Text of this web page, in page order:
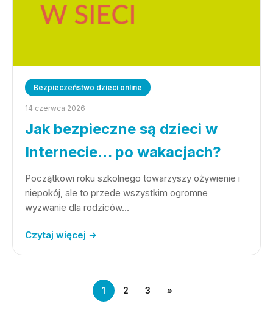
Bezpieczeństwo dzieci online
14 czerwca 2026
Jak bezpieczne są dzieci w
Internecie… po wakacjach?
Początkowi roku szkolnego towarzyszy ożywienie i
niepokój, ale to przede wszystkim ogromne
wyzwanie dla rodziców…
Czytaj więcej →
1 2 3 »